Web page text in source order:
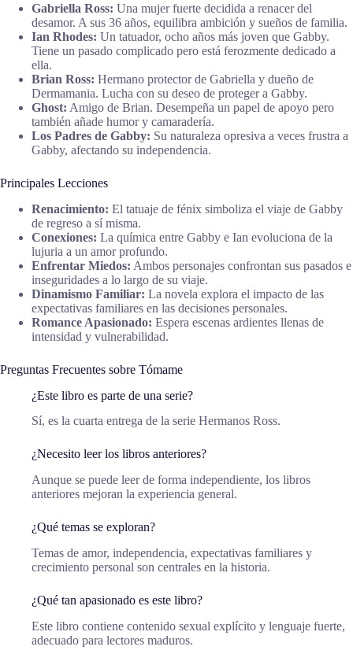
Gabriella Ross: Una mujer fuerte decidida a renacer del
desamor. A sus 36 años, equilibra ambición y sueños de familia.
Ian Rhodes: Un tatuador, ocho años más joven que Gabby.
Tiene un pasado complicado pero está ferozmente dedicado a
ella.
Brian Ross: Hermano protector de Gabriella y dueño de
Dermamania. Lucha con su deseo de proteger a Gabby.
Ghost: Amigo de Brian. Desempeña un papel de apoyo pero
también añade humor y camaradería.
Los Padres de Gabby: Su naturaleza opresiva a veces frustra a
Gabby, afectando su independencia.
Principales Lecciones
Renacimiento: El tatuaje de fénix simboliza el viaje de Gabby
de regreso a sí misma.
Conexiones: La química entre Gabby e Ian evoluciona de la
lujuria a un amor profundo.
Enfrentar Miedos: Ambos personajes confrontan sus pasados e
inseguridades a lo largo de su viaje.
Dinamismo Familiar: La novela explora el impacto de las
expectativas familiares en las decisiones personales.
Romance Apasionado: Espera escenas ardientes llenas de
intensidad y vulnerabilidad.
Preguntas Frecuentes sobre Tómame
¿Este libro es parte de una serie?
Sí, es la cuarta entrega de la serie Hermanos Ross.
¿Necesito leer los libros anteriores?
Aunque se puede leer de forma independiente, los libros
anteriores mejoran la experiencia general.
¿Qué temas se exploran?
Temas de amor, independencia, expectativas familiares y
crecimiento personal son centrales en la historia.
¿Qué tan apasionado es este libro?
Este libro contiene contenido sexual explícito y lenguaje fuerte,
adecuado para lectores maduros.